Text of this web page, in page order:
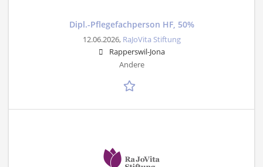
Dipl.-Pflegefachperson HF, 50%
12.06.2026, RaJoVita Stiftung
Rapperswil-Jona
Andere